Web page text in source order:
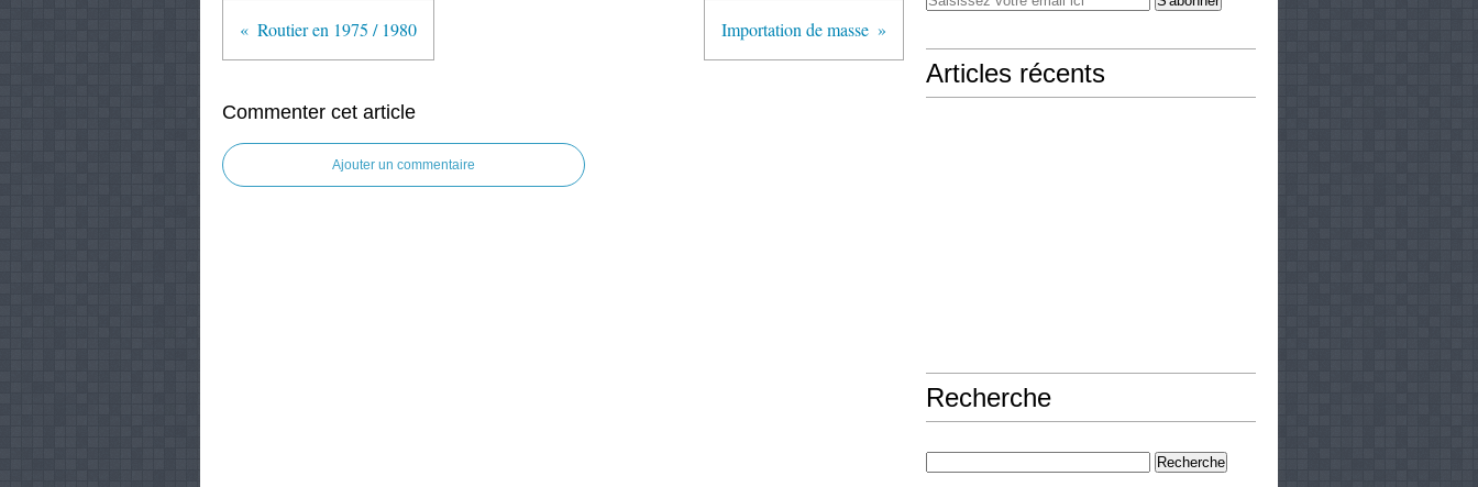
Routier en 1975 / 1980 Importation de masse
Commenter cet article
Ajouter un commentaire
Articles récents
Recherche